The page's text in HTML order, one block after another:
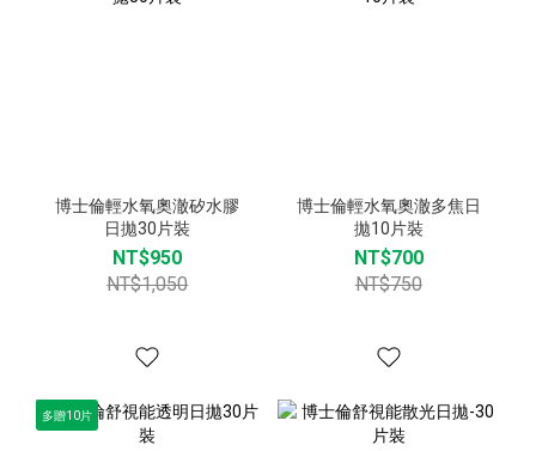
博士倫輕水氧奧澈矽水膠
日拋30片裝
NT$950
NT$1,050
博士倫輕水氧奧澈多焦日
拋10片裝
NT$700
NT$750
多贈10片